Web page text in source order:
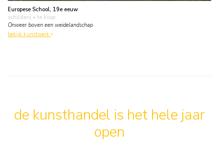
Europese School, 19e eeuw
schilderij • te koop
Onweer boven een weidelandschap
bekijk kunstwerk
de kunsthandel is het hele jaar
open